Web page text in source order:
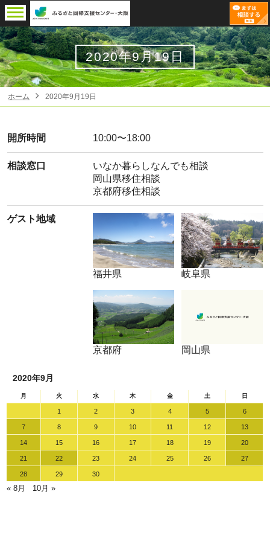
2020年9月19日
ホーム 2020年9月19日
開所時間 10:00〜18:00
相談窓口
いなか暮らしなんでも相談
岡山県移住相談
京都府移住相談
ゲスト地域
福井県 岐阜県
京都府 岡山県
2020年9月
月 火 水 木 金 土 日
1 2 3 4 5 6
7 8 9 10 11 12 13
14 15 16 17 18 19 20
21 22 23 24 25 26 27
28 29 30
« 8月 10月 »